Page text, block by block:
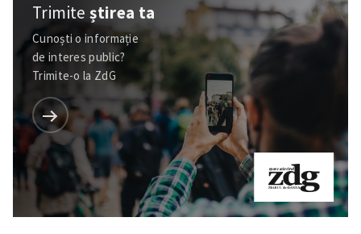
Trimiteștirea ta
Cunoști o informație
de interes public?
Trimite-o la ZdG